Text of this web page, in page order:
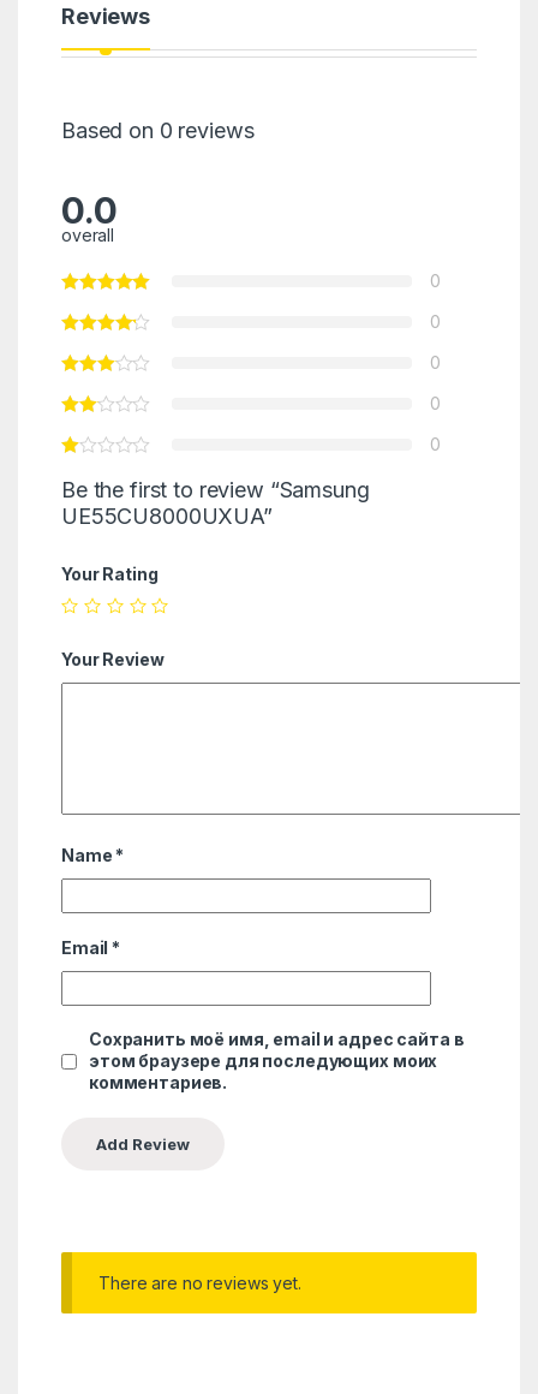
Reviews
Based on 0 reviews
0.0
overall
0
0
0
0
0
Be the first to review “Samsung
UE55CU8000UXUA”
Your Rating
Your Review
Name *
Email *
Сохранить моё имя, email и адрес сайта в
этом браузере для последующих моих
комментариев.
There are no reviews yet.